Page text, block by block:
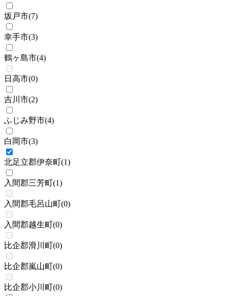
坂戸市(7)
幸手市(3)
鶴ヶ島市(4)
日高市(0)
吉川市(2)
ふじみ野市(4)
白岡市(3)
北足立郡伊奈町(1)
入間郡三芳町(1)
入間郡毛呂山町(0)
入間郡越生町(0)
比企郡滑川町(0)
比企郡嵐山町(0)
比企郡小川町(0)